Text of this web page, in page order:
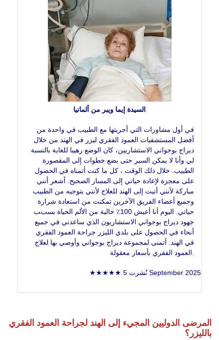
السيدة إيما ويبر من ألمانيا
في أول مشاورات التي أجريتها مع الطبيب في واحدة من
أفضل المستشفيات العمود الفقري ليزر في الهند من خلال
ديراج بوجواني الاستشاريين، كان الوضع رهيبا للغاية بالنسبة
لي وأنا لا يمكن السير حتى بضع خطوات إلى المقصورة
الطبيب. خلال ذلك الوقت ، كل ما كنت أتمناه في الحصول
على معجزة لإعادة حياتي إلى المسار الصحيح. أشعر أنني
مباركة لأنني أتيت إلى الهند للعلاج لأنني بتوجيه من الطبيب
وجميع أعضاء الفريق الآخرين تمكنت من استعادة شرارة
حياتي. اليوم أنا أعيش 100٪ خالية من الألم الحياة بسبب
جهود ديراج بوجواني الاستشاريون الذي ساعدني في جميع
أنحاء في الحصول على بلدي الليزر جراحة العمود الفقري
في الهند. أتمنى لمجموعة ديراج بوجواني وأوصي بها لعلاج
★★★★★ نُشرت 5 September 2025
المرضى الدوليين المجيء إلى الهند لجراحة العمود الفقري
بالليزر؟